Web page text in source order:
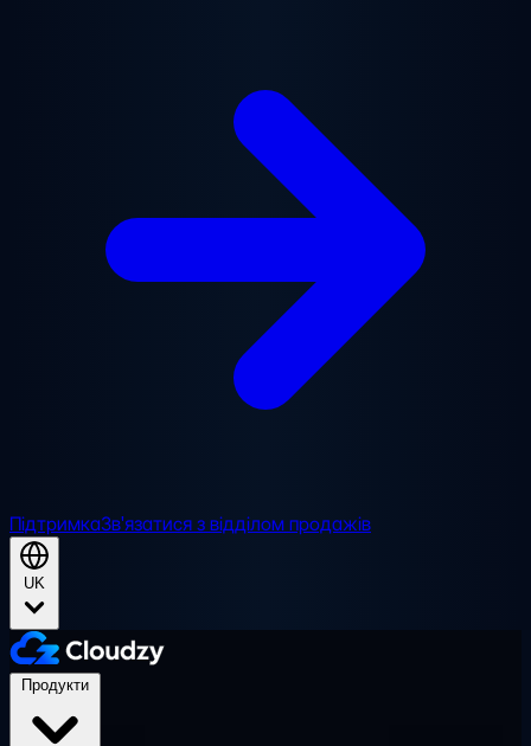
ПідтримкаЗв'язатися з відділом продажів
UK